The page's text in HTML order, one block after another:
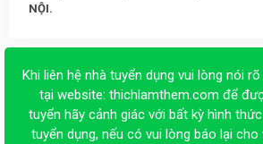
NỘI.
Khi liên hệ nhà tuyển dụng vui lòng nói
tại website: thichlamthem.com để
tuyển hãy cảnh giác với bất kỳ hình
tuyển dụng, nếu có vui lòng báo lại